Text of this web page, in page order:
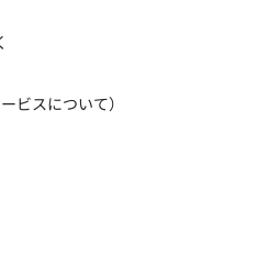
ビスについて）